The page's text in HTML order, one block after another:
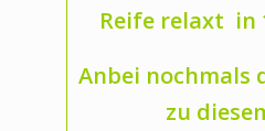
Reife relaxt in
Anbei nochmals
zu